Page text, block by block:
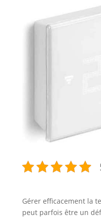
Gérer efficacement la
peut parfois être un